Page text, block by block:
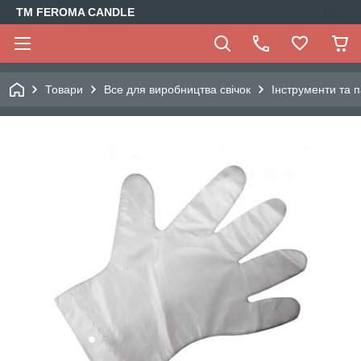
TM FEROMA CANDLE
Товари Все для виробництва свічок Інструменти та